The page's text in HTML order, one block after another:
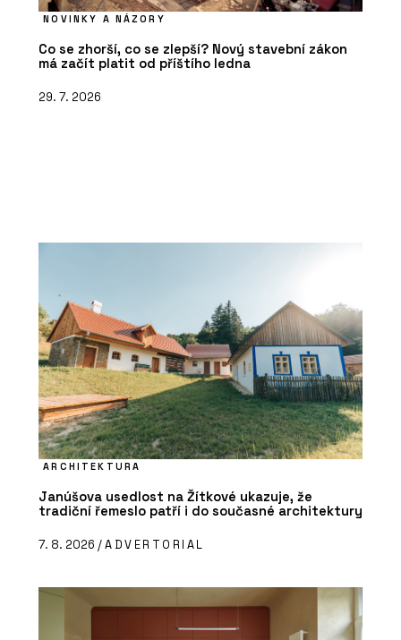
NOVINKY A NÁZORY
Co se zhorší, co se zlepší? Nový stavební zákon
má začít platit od příštího ledna
29. 7. 2026
ARCHITEKTURA
Janúšova usedlost na Žítkové ukazuje, že
tradiční řemeslo patří i do současné architektury
7. 8. 2026 /ADVERTORIAL